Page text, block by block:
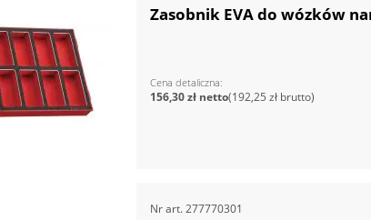
Zasobnik EVA do wózków
Cena detaliczna
192,25 zł
156,30 zł
Nr art. 277770301